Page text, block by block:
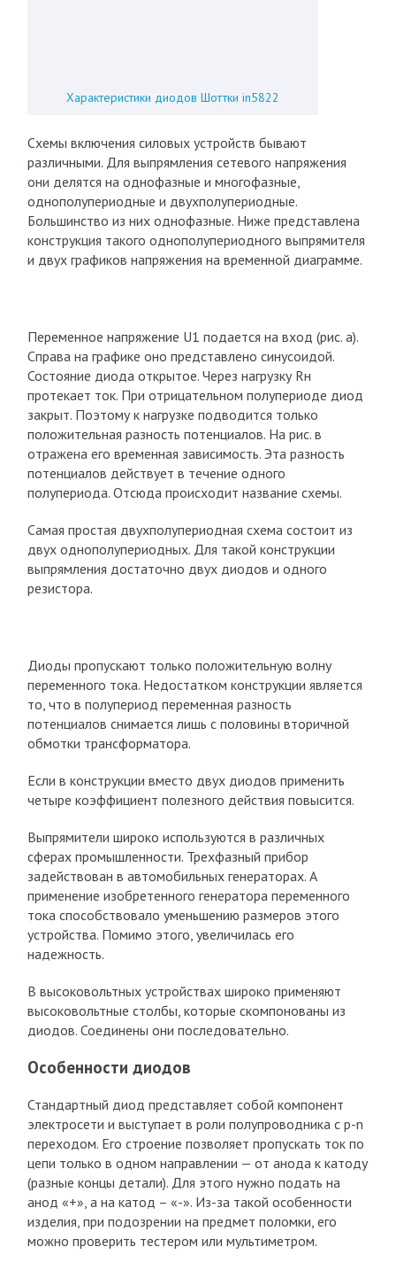
Характеристики диодов Шоттки in5822
Схемы включения силовых устройств бывают
различными. Для выпрямления сетевого напряжения
они делятся на однофазные и многофазные,
однополупериодные и двухполупериодные.
Большинство из них однофазные. Ниже представлена
конструкция такого однополупериодного выпрямителя
и двух графиков напряжения на временной диаграмме.
Переменное напряжение U1 подается на вход (рис. а).
Справа на графике оно представлено синусоидой.
Состояние диода открытое. Через нагрузку Rн
протекает ток. При отрицательном полупериоде диод
закрыт. Поэтому к нагрузке подводится только
положительная разность потенциалов. На рис. в
отражена его временная зависимость. Эта разность
потенциалов действует в течение одного
полупериода. Отсюда происходит название схемы.
Самая простая двухполупериодная схема состоит из
двух однополупериодных. Для такой конструкции
выпрямления достаточно двух диодов и одного
резистора.
Диоды пропускают только положительную волну
переменного тока. Недостатком конструкции является
то, что в полупериод переменная разность
потенциалов снимается лишь с половины вторичной
обмотки трансформатора.
Если в конструкции вместо двух диодов применить
четыре коэффициент полезного действия повысится.
Выпрямители широко используются в различных
сферах промышленности. Трехфазный прибор
задействован в автомобильных генераторах. А
применение изобретенного генератора переменного
тока способствовало уменьшению размеров этого
устройства. Помимо этого, увеличилась его
надежность.
В высоковольтных устройствах широко применяют
высоковольтные столбы, которые скомпонованы из
диодов. Соединены они последовательно.
Особенности диодов
Стандартный диод представляет собой компонент
электросети и выступает в роли полупроводника с p-n
переходом. Его строение позволяет пропускать ток по
цепи только в одном направлении — от анода к катоду
(разные концы детали). Для этого нужно подать на
анод «+», а на катод – «-». Из-за такой особенности
изделия, при подозрении на предмет поломки, его
можно проверить тестером или мультиметром.